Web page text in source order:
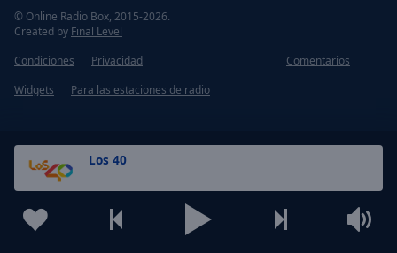
Los 40
© Online Radio Box, 2015-2026.
Created by Final Level
Condiciones
Privacidad
Comentarios
Widgets
Para las estaciones de radio